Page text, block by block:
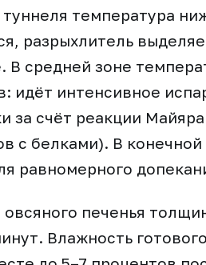
температура
разрыхлитель
В средней зоне
идёт интенсивное
за счёт реакции
с белками). В конечной
равномерного
печенья
Влажность